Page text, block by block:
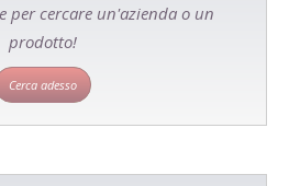
per cercare un'azienda o un
prodotto!
Cerca adesso